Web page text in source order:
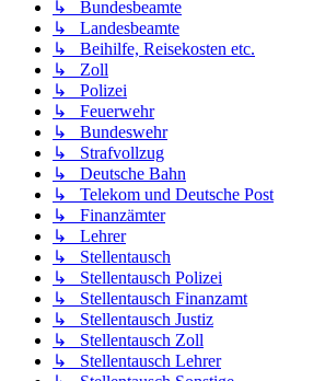
↳ Bundesbeamte
↳ Landesbeamte
↳ Beihilfe, Reisekosten etc.
↳ Zoll
↳ Polizei
↳ Feuerwehr
↳ Bundeswehr
↳ Strafvollzug
↳ Deutsche Bahn
↳ Telekom und Deutsche Post
↳ Finanzämter
↳ Lehrer
↳ Stellentausch
↳ Stellentausch Polizei
↳ Stellentausch Finanzamt
↳ Stellentausch Justiz
↳ Stellentausch Zoll
↳ Stellentausch Lehrer